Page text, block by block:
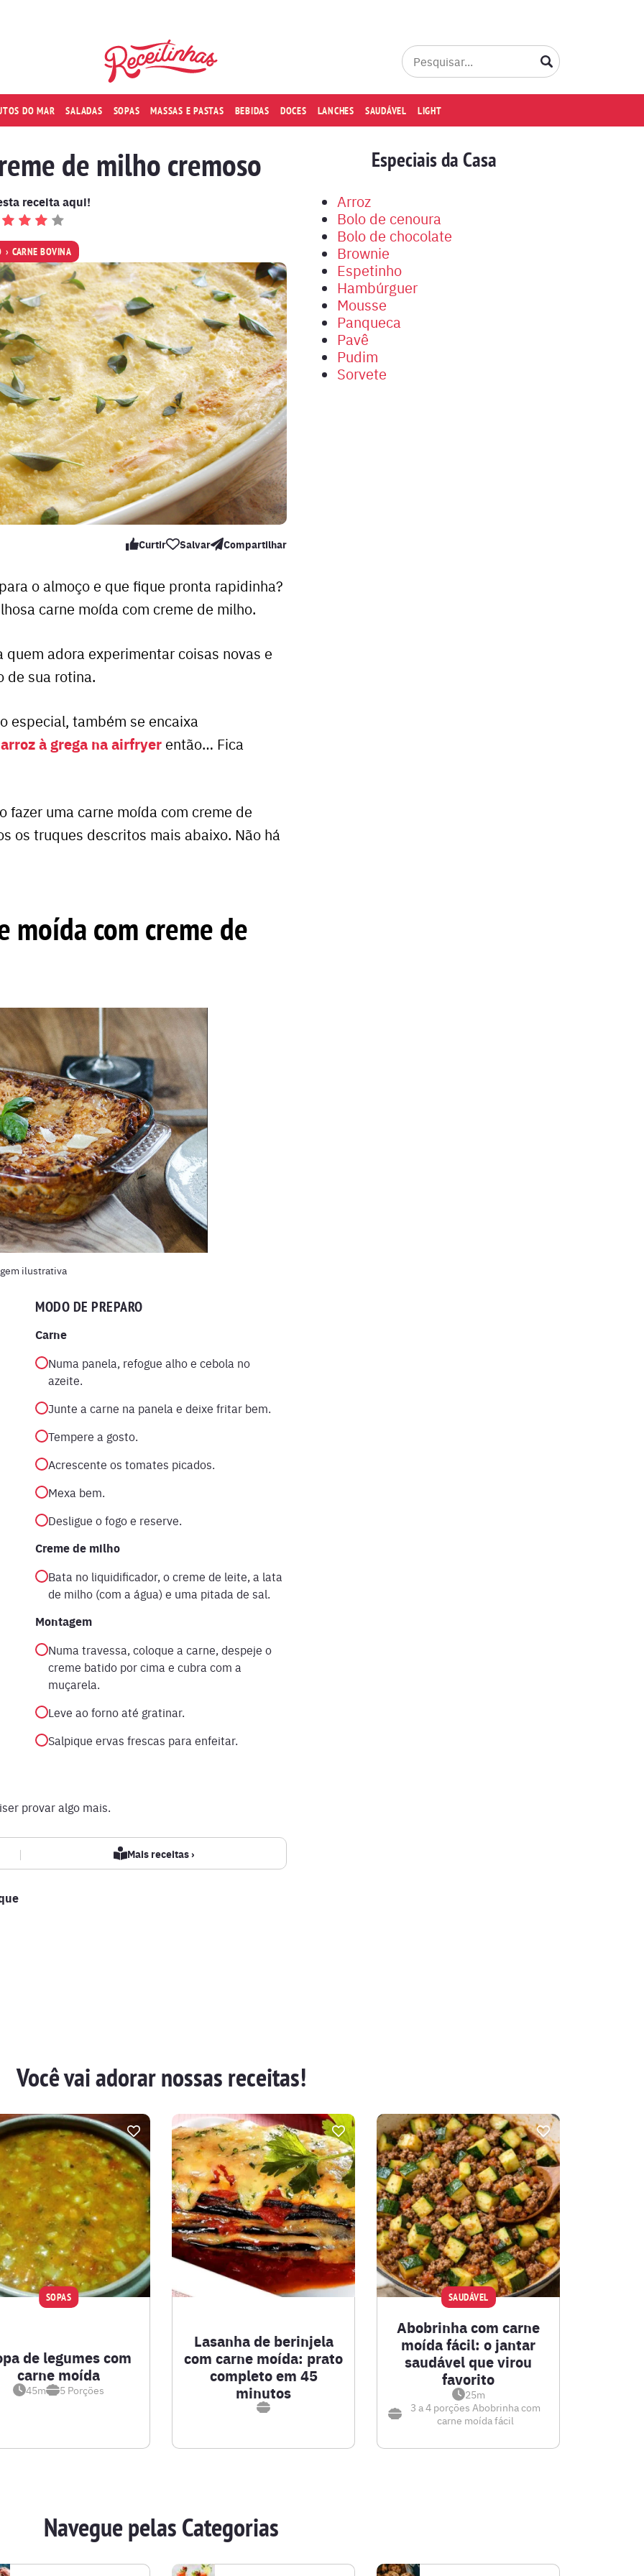
DO MAR SALADAS SOPAS MASSAS E PASTAS BEBIDAS DOCES LANCHES SAUDÁVEL LIGHT
de milho cremoso
receita aqui!
CARNE BOVINA
Curtir Salvar Compartilhar
o almoço e que fique pronta rapidinha?
carne moída com creme de milho.
adora experimentar coisas novas e
de sua rotina.
especial, também se encaixa
arroz à grega na airfryer então… Fica
fazer uma carne moída com creme de
os truques descritos mais abaixo. Não há
moída com creme de
ilustrativa
MODO DE PREPARO
Carne
Numa panela, refogue alho e cebola no
azeite.
Junte a carne na panela e deixe fritar bem.
Tempere a gosto.
Acrescente os tomates picados.
Mexa bem.
Desligue o fogo e reserve.
Creme de milho
Bata no liquidificador, o creme de leite, a lata
de milho (com a água) e uma pitada de sal.
Montagem
Numa travessa, coloque a carne, despeje o
creme batido por cima e cubra com a
muçarela.
Leve ao forno até gratinar.
Salpique ervas frescas para enfeitar.
provar algo mais.
| Mais receitas ›
Especiais da Casa
Arroz
Bolo de cenoura
Bolo de chocolate
Brownie
Espetinho
Hambúrguer
Mousse
Panqueca
Pavê
Pudim
Sorvete
Você vai adorar nossas receitas!
SOPAS
de legumes com
carne moída
45m 5 Porções
Lasanha de berinjela
com carne moída: prato
completo em 45
minutos
SAUDÁVEL
Abobrinha com carne
moída fácil: o jantar
saudável que virou
favorito
25m
3 a 4 porções Abobrinha com
carne moída fácil
Navegue pelas Categorias